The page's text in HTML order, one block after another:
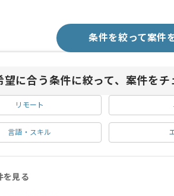
条件を絞って案件
望に合う条件に絞って、案件を
リモート
言語・スキル
を見る